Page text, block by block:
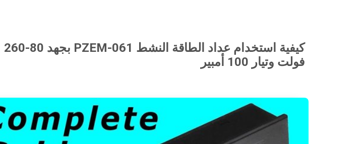
كيفية استخدام عداد الطاقة النشط PZEM-061 بجهد 80-260
فولت وتيار 100 أمبير